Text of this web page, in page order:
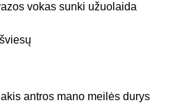
vokas sunki užuolaida
antros mano meilės durys